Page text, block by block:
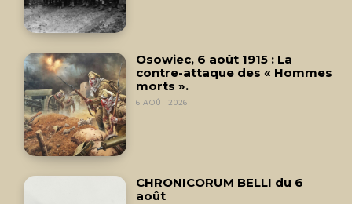
Osowiec, 6 août 1915 : La
contre-attaque des « Hommes
morts ».
6 AOÛT 2026
CHRONICORUM BELLI du 6
août